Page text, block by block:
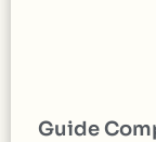
Guide